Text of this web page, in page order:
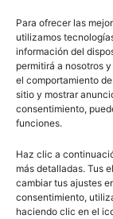
Para ofrecer las
utilizamos
información del
permitirá a nosotros
el comportamiento
sitio y mostrar
consentimiento,
funciones.
Haz clic a
más detalladas. Tus
cambiar tus ajustes
consentimiento,
haciendo clic en el
Artículo anterior
¿Qué es la deriva
la tectónica de